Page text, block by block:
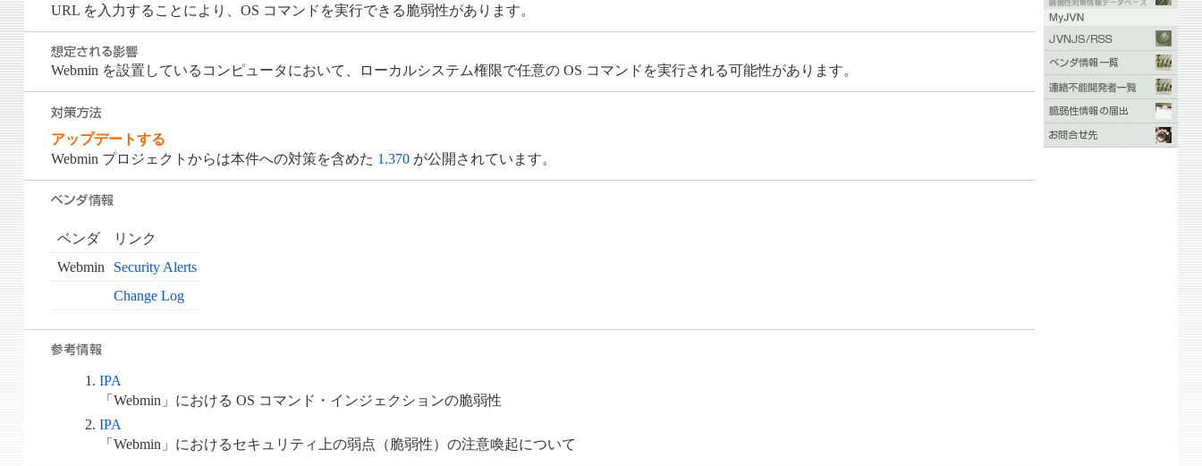
URL を入力することにより、OS コマンドを実行できる脆弱性があります。
Webmin を設置しているコンピュータにおいて、ローカルシステム権限で任意の OS コマンドを実行される可能性があります。
アップデートする
Webmin プロジェクトからは本件への対策を含めた 1.370が公開されています。
ベンダ
リンク
Webmin
Security Alerts
Change Log
IPA
「Webmin」における OS コマンド・インジェクションの脆弱性
IPA
「Webmin」におけるセキュリティ上の弱点（脆弱性）の注意喚起について